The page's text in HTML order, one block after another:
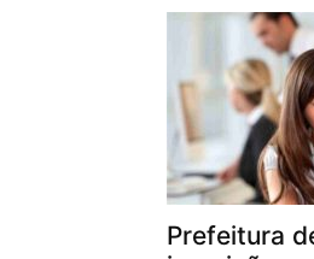
Prefeitura